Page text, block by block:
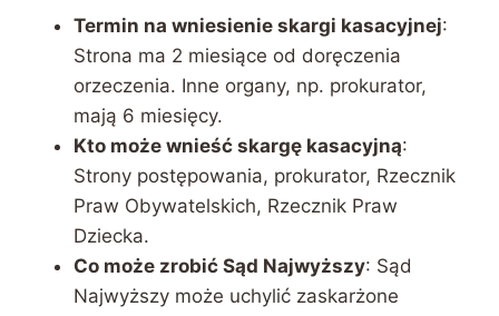
Termin na wniesienie skargi kasacyjnej:
Strona ma 2 miesiące od doręczenia
orzeczenia. Inne organy, np. prokurator,
mają 6 miesięcy.
Kto może wnieść skargę kasacyjną:
Strony postępowania, prokurator, Rzecznik
Praw Obywatelskich, Rzecznik Praw
Dziecka.
Co może zrobić Sąd Najwyższy: Sąd
Najwyższy może uchylić zaskarżone